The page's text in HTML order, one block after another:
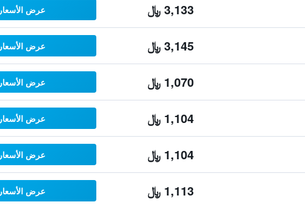
3,133 ﷼ عرض الأسعار
3,145 ﷼ عرض الأسعار
1,070 ﷼ عرض الأسعار
1,104 ﷼ عرض الأسعار
1,104 ﷼ عرض الأسعار
1,113 ﷼ عرض الأسعار